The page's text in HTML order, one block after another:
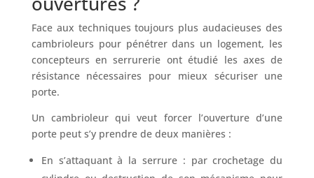
Face aux techniques toujours plus audacieuses des
cambrioleurs pour pénétrer dans un logement, les
concepteurs en serrurerie ont étudié les axes de
résistance nécessaires pour mieux sécuriser une
porte.
Un cambrioleur qui veut forcer l’ouverture d’une
porte peut s’y prendre de deux manières :
En s’attaquant à la serrure : par crochetage du